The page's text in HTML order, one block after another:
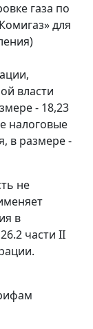
газа по
для
власти
- 18,23
налоговые
в размере -
не
в
части II